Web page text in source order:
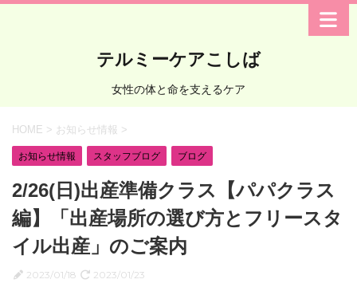
テルミーケアこしば
女性の体と命を支えるケア
HOME > お知らせ情報 >
お知らせ情報 スタッフブログ ブログ
2/26(日)出産準備クラス【パパクラス
編】「出産場所の選び方とフリースタ
イル出産」のご案内
2023/01/18 2023/01/23